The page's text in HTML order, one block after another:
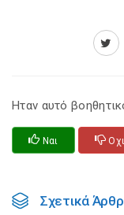
Ηταν αυτό
Ναι Οχι
Σχετικά